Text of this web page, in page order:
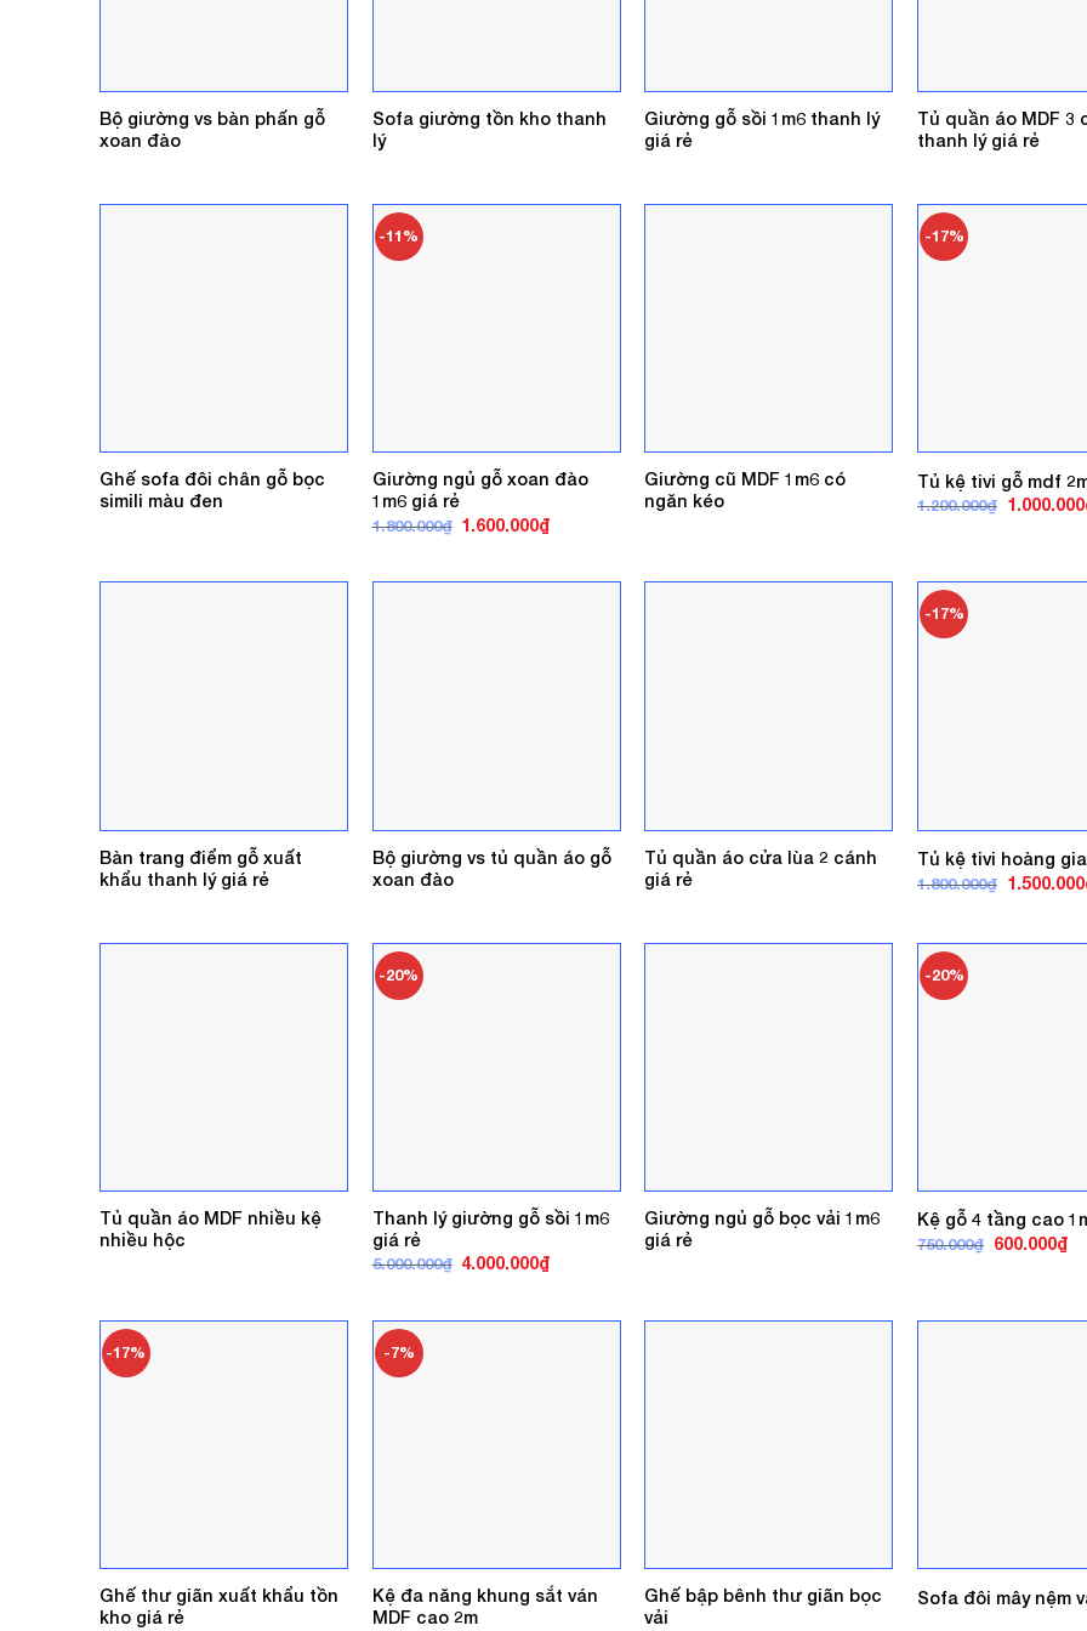
Bộ giường vs bàn phấn gỗ
xoan đào
Sofa giường tồn kho thanh
lý
Giường gỗ sồi 1m6 thanh lý
giá rẻ
Tủ quần áo MDF 3
thanh lý giá rẻ
Ghế sofa đôi chân gỗ bọc
simili màu đen
-11%
Giường ngủ gỗ xoan đào
1m6 giá rẻ
1.800.000₫ Giá
1.600.000₫Giá
Giường cũ MDF 1m6 có
ngăn kéo
-17%
Tủ kệ tivi gỗ mdf
1.200.000₫ Giá
1.000.000
Bàn trang điểm gỗ xuất
khẩu thanh lý giá rẻ
Bộ giường vs tủ quần áo gỗ
xoan đào
Tủ quần áo cửa lùa 2 cánh
giá rẻ
-17%
Tủ kệ tivi hoàng
1.800.000₫ Giá
1.500.000
Tủ quần áo MDF nhiều kệ
nhiều hộc
-20%
Thanh lý giường gỗ sồi 1m6
giá rẻ
5.000.000₫ Giá
4.000.000₫Giá
Giường ngủ gỗ bọc vải 1m6
giá rẻ
-20%
Kệ gỗ 4 tầng cao
750.000₫ Giá
600.000₫Giá
-17%
Ghế thư giãn xuất khẩu tồn
kho giá rẻ
-7%
Kệ đa năng khung sắt ván
MDF cao 2m
Ghế bập bênh thư giãn bọc
vải
Sofa đôi mây nệm